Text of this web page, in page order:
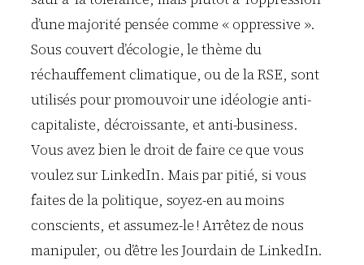
d’une majorité pensée comme « oppressive ».
Sous couvert d’écologie, le thème du
réchauffement climatique, ou de la RSE, sont
utilisés pour promouvoir une idéologie anti-
capitaliste, décroissante, et anti-business.
Vous avez bien le droit de faire ce que vous
voulez sur LinkedIn. Mais par pitié, si vous
faites de la politique, soyez-en au moins
conscients, et assumez-le ! Arrêtez de nous
manipuler, ou d’être les Jourdain de LinkedIn.